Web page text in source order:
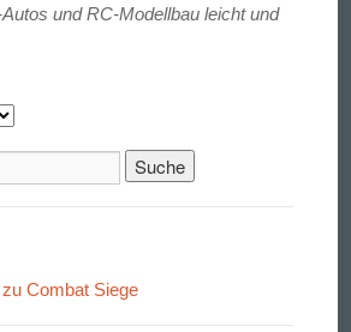
und RC-Modellbau leicht und
Combat Siege